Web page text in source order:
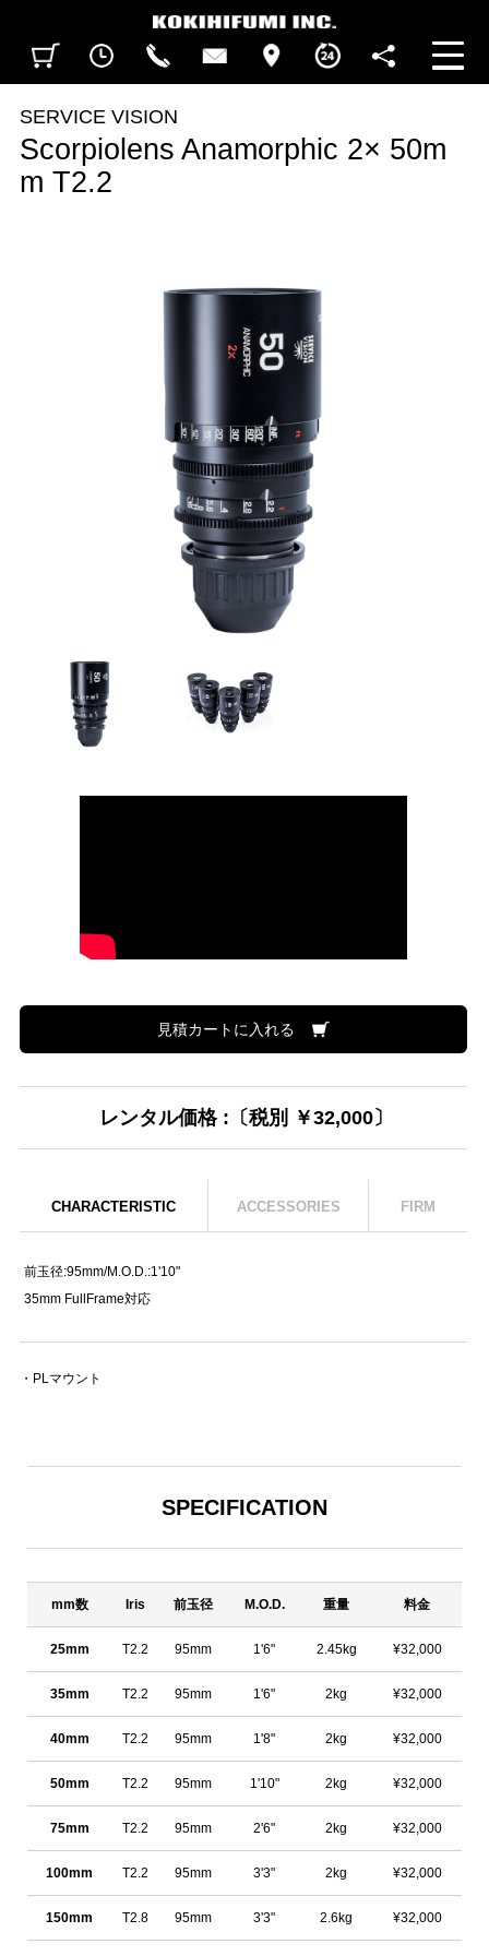
BUSINESS HOURS
FOLLOW US
SERVICE VISION
Scorpiolens Anamorphic 2× 50m
m T2.2
見積カートに入れる
レンタル価格 :〔税別 ￥32,000〕
CHARACTERISTIC ACCESSORIES FIRM
前玉径:95mm/M.O.D.:1'10"
35mm FullFrame対応
・PLマウント
SPECIFICATION
mm数 Iris 前玉径 M.O.D. 重量 料金
25mm T2.2 95mm 1'6" 2.45kg ¥32,000
35mm T2.2 95mm 1'6" 2kg ¥32,000
40mm T2.2 95mm 1'8" 2kg ¥32,000
50mm T2.2 95mm 1'10" 2kg ¥32,000
75mm T2.2 95mm 2'6" 2kg ¥32,000
100mm T2.2 95mm 3'3" 2kg ¥32,000
150mm T2.8 95mm 3'3" 2.6kg ¥32,000